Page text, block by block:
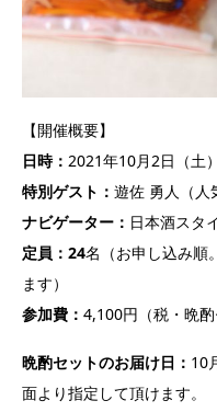
【開催概要】
日時： 2021年10月2日（土
特別ゲスト： 遊佐 勇人（人
ナビゲーター： 日本酒スタ
定員：24名（お申し込み順
ます）
参加費： 4,100円（税・晩酌
晩酌セットのお届け日： 10
面より指定して頂けます。